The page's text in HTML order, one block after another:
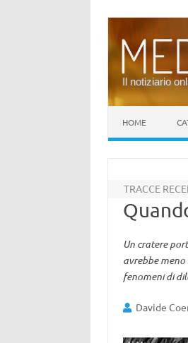
Il notiziario
HOME
TRACCE
Un cratere
avrebbe meno
fenomeni di
Davide